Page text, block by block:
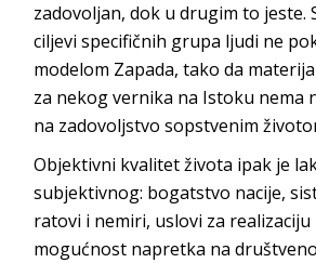
zadovoljan, dok u drugim to jeste.
ciljevi specifičnih grupa ljudi ne
modelom Zapada, tako da
za nekog vernika na Istoku nema
na zadovoljstvo sopstvenim
Objektivni kvalitet života ipak je
subjektivnog: bogatstvo nacije,
ratovi i nemiri, uslovi za realizaciju
mogućnost napretka na